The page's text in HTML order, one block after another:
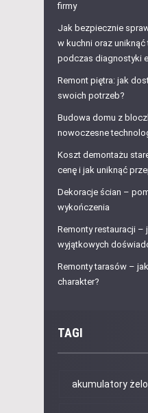
firmy
Jak bezpiecznie
w kuchni oraz
podczas diagnostyki
Remont piętra: jak
swoich potrzeb?
Budowa domu z
nowoczesne
Koszt demontażu
cenę i jak uniknąć
Dekoracje ścian –
wykończenia
Remonty restauracji
wyjątkowych
Remonty tarasów –
charakter?
TAGI
akumulatory